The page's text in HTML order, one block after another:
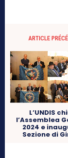
ARTICLE
L’UNDIS
l’Assemblea
2024 e
Sezione di